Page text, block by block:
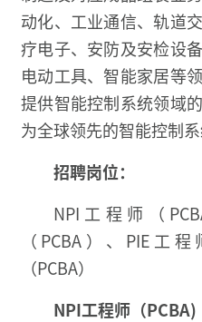
动化、工业通信、轨道
疗电子、安防及安检设
电动工具、智能家居等
提供智能控制系统领域
为全球领先的智能控制
招聘岗位：
NPI工程师（
（PCBA）、PIE工
（PCBA）
NPI工程师（PCBA)